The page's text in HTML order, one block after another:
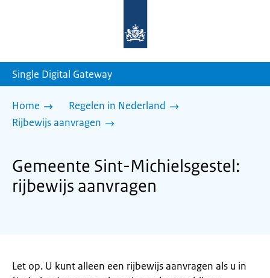
homepage
Single Digital Gateway
Home
Regelen in Nederland
Rijbewijs aanvragen
Gemeente Sint-Michielsgestel:
rijbewijs aanvragen
Let op. U kunt alleen een rijbewijs aanvragen als u in